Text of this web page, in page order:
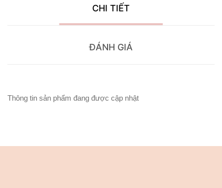
CHI TIẾT
ĐÁNH GIÁ
Thông tin sản phẩm đang được cập nhật